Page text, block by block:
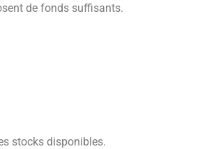
de fonds suffisants.
stocks disponibles.